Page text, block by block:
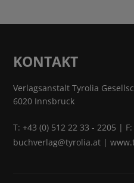
KONTAKT
Verlagsanstalt Tyrolia
6020 Innsbruck
T:+43 (0) 512 22 33 - 2205 |
buchverlag@tyrolia.at |